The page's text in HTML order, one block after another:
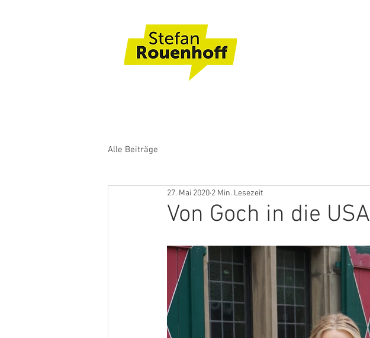
Alle Beiträge
Von Goch in die USA
27. Mai 2020 2 Min. Lesezeit